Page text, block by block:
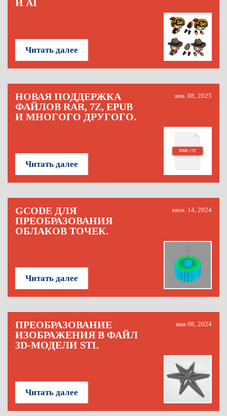
И AI
Читать далее
НОВАЯ ПОДДЕРЖКА
ФАЙЛОВ RAR, 7Z, EPUB
И МНОГОГО ДРУГОГО.
янв. 08, 2025
Читать далее
GCODE ДЛЯ
ПРЕОБРАЗОВАНИЯ
ОБЛАКОВ ТОЧЕК.
июн. 14, 2024
Читать далее
ПРЕОБРАЗОВАНИЕ
ИЗОБРАЖЕНИЯ В ФАЙЛ
3D-МОДЕЛИ STL
мая 08, 2024
Читать далее